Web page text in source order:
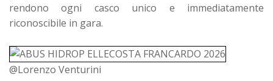
rendono ogni casco unico e immediatamente
riconoscibile in gara.
@Lorenzo Venturini